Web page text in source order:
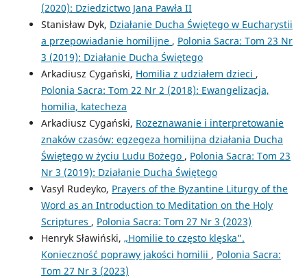
(2020): Dziedzictwo Jana Pawła II
Stanisław Dyk, Działanie Ducha Świętego w Eucharystii
a przepowiadanie homilijne , Polonia Sacra: Tom 23 Nr
3 (2019): Działanie Ducha Świętego
Arkadiusz Cygański, Homilia z udziałem dzieci ,
Polonia Sacra: Tom 22 Nr 2 (2018): Ewangelizacja,
homilia, katecheza
Arkadiusz Cygański, Rozeznawanie i interpretowanie
znaków czasów: egzegeza homilijna działania Ducha
Świętego w życiu Ludu Bożego , Polonia Sacra: Tom 23
Nr 3 (2019): Działanie Ducha Świętego
Vasyl Rudeyko, Prayers of the Byzantine Liturgy of the
Word as an Introduction to Meditation on the Holy
Scriptures , Polonia Sacra: Tom 27 Nr 3 (2023)
Henryk Sławiński, „Homilie to często klęska”.
Konieczność poprawy jakości homilii , Polonia Sacra:
Tom 27 Nr 3 (2023)